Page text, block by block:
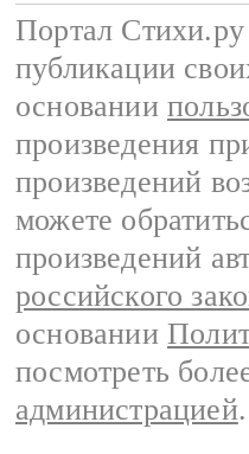
Портал Стихи.ру
публикации
основании
произведения
произведений
можете
произведений
российского
основании
посмотреть
администрацией.